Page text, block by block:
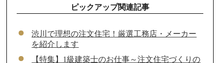
ピックアップ関連記事
渋川で理想の注文住宅！厳選工務店・メーカー
を紹介します
【特集】1級建築士のお仕事～注文住宅づくりの